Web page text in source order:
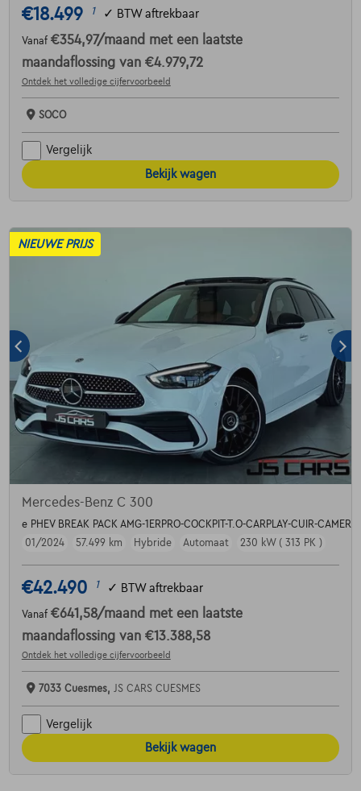
€18.499 1 ✓ BTW aftrekbaar
Vanaf €354,97/maand met een laatste
maandaflossing van €4.979,72
Ontdek het volledige cijfervoorbeeld
SOCO
Vergelijk
Bekijk wagen
NIEUWE PRIJS
Mercedes-Benz C 300
e PHEV BREAK PACK AMG-1ERPRO-COCKPIT-T.O-CARPLAY-CUIR-
01/2024
57.499 km Hybride Automaat 230 kW ( 313 PK )
€42.490 1 ✓ BTW aftrekbaar
Vanaf €641,58/maand met een laatste
maandaflossing van €13.388,58
Ontdek het volledige cijfervoorbeeld
7033 Cuesmes, JS CARS CUESMES
Vergelijk
Bekijk wagen